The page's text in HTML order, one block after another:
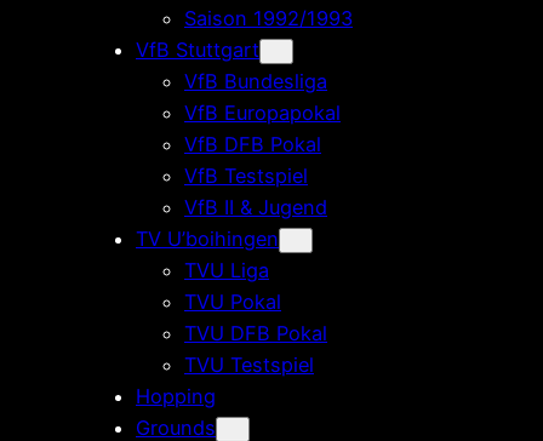
Saison 1992/1993
VfB Stuttgart
VfB Bundesliga
VfB Europapokal
VfB DFB Pokal
VfB Testspiel
VfB II & Jugend
TV U’boihingen
TVU Liga
TVU Pokal
TVU DFB Pokal
TVU Testspiel
Hopping
Grounds